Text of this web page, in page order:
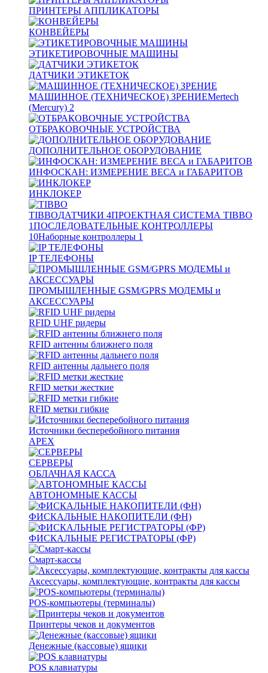
ПРИНТЕРЫ АППЛИКАТОРЫ
КОНВЕЙЕРЫ
ЭТИКЕТИРОВОЧНЫЕ МАШИНЫ
ДАТЧИКИ ЭТИКЕТОК
МАШИННОЕ (ТЕХНИЧЕСКОЕ) ЗРЕНИЕMertech
(Mercury) 2
ОТБРАКОВОЧНЫЕ УСТРОЙСТВА
ДОПОЛНИТЕЛЬНОЕ ОБОРУДОВАНИЕ
ИНФОСКАН: ИЗМЕРЕНИЕ ВЕСА и ГАБАРИТОВ
ИНКЛОКЕР
TIBBOДАТЧИКИ 4ПРОЕКТНАЯ СИСТЕМА TIBBO
1ПОСЛЕДОВАТЕЛЬНЫЕ КОНТРОЛЛЕРЫ
10Наборные контроллеры 1
IP ТЕЛЕФОНЫ
ПРОМЫШЛЕННЫЕ GSM/GPRS МОДЕМЫ и
АКСЕССУАРЫ
RFID UHF ридеры
RFID антенны ближнего поля
RFID антенны дальнего поля
RFID метки жесткие
RFID метки гибкие
Источники бесперебойного питания
APEX
СЕРВЕРЫ
ОБЛАЧНАЯ КАССА
АВТОНОМНЫЕ КАССЫ
ФИСКАЛЬНЫЕ НАКОПИТЕЛИ (ФН)
ФИСКАЛЬНЫЕ РЕГИСТРАТОРЫ (ФР)
Смарт-кассы
Аксессуары, комплектующие, контракты для кассы
POS-компьютеры (терминалы)
Принтеры чеков и документов
Денежные (кассовые) ящики
POS клавиатуры